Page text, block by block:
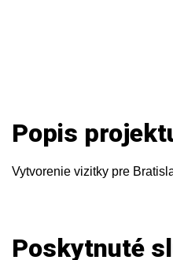
Popis
Vytvorenie vizitky pre
Poskytnuté